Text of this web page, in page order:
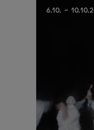
6.10. -